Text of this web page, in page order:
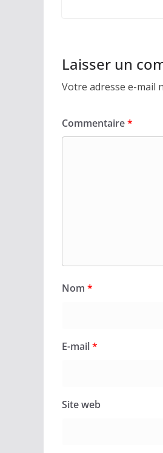
Laisser un
Votre adresse e-mail
Commentaire*
Nom *
E-mail*
Site web